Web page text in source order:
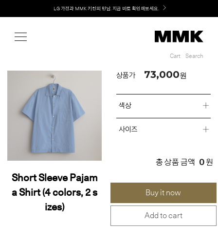
Welcome! 신규 회원가입 시 MMK Shop Coupon (총 60만원) 지급
Cart Search
Short Sleeve Pajam
a Shirt (4 colors, 2 s
izes)
상품가 73,000원
색상
사이즈
총 상품 금액 0 원
Buy it now
Add to cart